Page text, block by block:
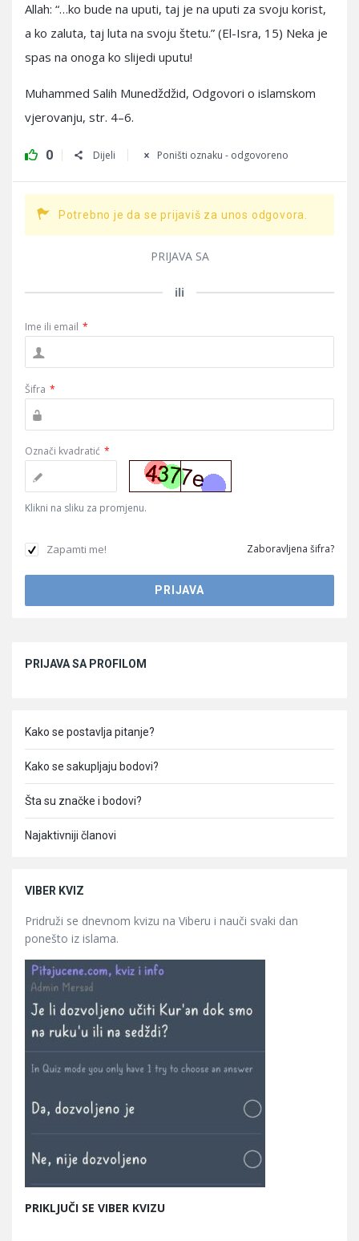
Allah: “…ko bude na uputi, taj je na uputi za svoju korist,
a ko zaluta, taj luta na svoju štetu.” (El-Isra, 15) Neka je
spas na onoga ko slijedi uputu!
Muhammed Salih Munedždžid, Odgovori o islamskom
vjerovanju, str. 4–6.
0 Dijeli Poništi oznaku - odgovoreno
Potrebno je da se prijaviš za unos odgovora.
PRIJAVA SA
ili
Ime ili email *
Šifra *
Označi kvadratić *
Klikni na sliku za promjenu.
Zapamti me! Zaboravljena šifra?
PRIJAVA SA PROFILOM
Kako se postavlja pitanje?
Kako se sakupljaju bodovi?
Šta su značke i bodovi?
Najaktivniji članovi
VIBER KVIZ
Pridruži se dnevnom kvizu na Viberu i nauči svaki dan
ponešto iz islama.
PRIKLJUČI SE VIBER KVIZU